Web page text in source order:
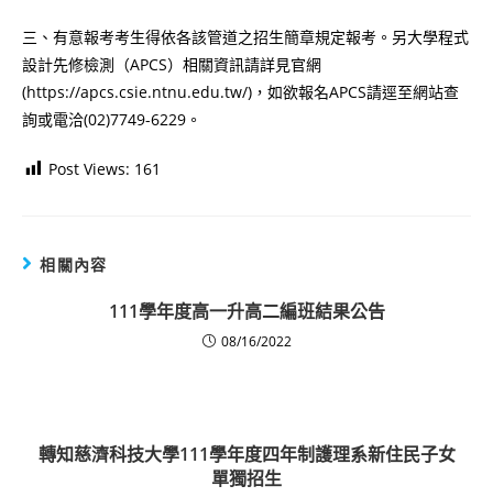
三、有意報考考生得依各該管道之招生簡章規定報考。另大學程式
設計先修檢測（APCS）相關資訊請詳見官網
(https://apcs.csie.ntnu.edu.tw/)，如欲報名APCS請逕至網站查
詢或電洽(02)7749-6229。
Post Views: 161
相關內容
111學年度高一升高二編班結果公告
08/16/2022
轉知慈濟科技大學111學年度四年制護理系新住民子女
單獨招生